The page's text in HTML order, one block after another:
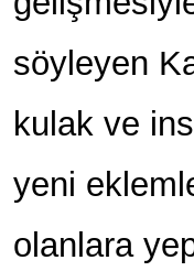
söyleyen
kulak ve
yeni
olanlara